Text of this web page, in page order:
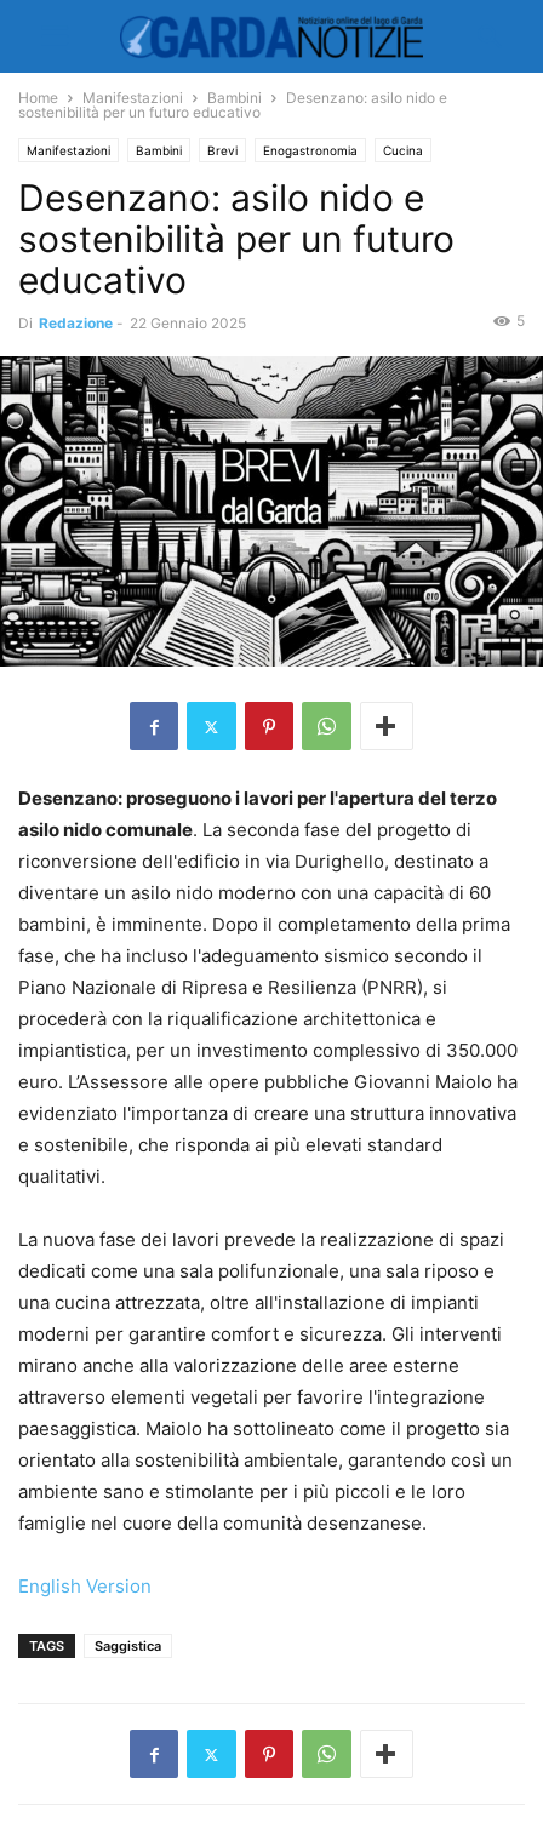
Home Manifestazioni Bambini
Desenzano: asilo nido e
sostenibilità per un futuro educativo
Manifestazioni Bambini Brevi Enogastronomia Cucina
Desenzano: asilo nido e
sostenibilità per un futuro
educativo
Di Redazione - 22 Gennaio 2025 5
Desenzano: proseguono i lavori per l'apertura del terzo
asilo nido comunale. La seconda fase del progetto di
riconversione dell'edificio in via Durighello, destinato a
diventare un asilo nido moderno con una capacità di 60
bambini, è imminente. Dopo il completamento della prima
fase, che ha incluso l'adeguamento sismico secondo il
Piano Nazionale di Ripresa e Resilienza (PNRR), si
procederà con la riqualificazione architettonica e
impiantistica, per un investimento complessivo di 350.000
euro. L’Assessore alle opere pubbliche Giovanni Maiolo ha
evidenziato l'importanza di creare una struttura innovativa
e sostenibile, che risponda ai più elevati standard
qualitativi.
La nuova fase dei lavori prevede la realizzazione di spazi
dedicati come una sala polifunzionale, una sala riposo e
una cucina attrezzata, oltre all'installazione di impianti
moderni per garantire comfort e sicurezza. Gli interventi
mirano anche alla valorizzazione delle aree esterne
attraverso elementi vegetali per favorire l'integrazione
paesaggistica. Maiolo ha sottolineato come il progetto sia
orientato alla sostenibilità ambientale, garantendo così un
ambiente sano e stimolante per i più piccoli e le loro
famiglie nel cuore della comunità desenzanese.
English Version
TAGS Saggistica